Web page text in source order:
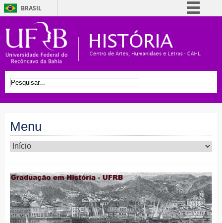
BRASIL
Comunica BR
Participe
Acesso à informação
Canais
Menu